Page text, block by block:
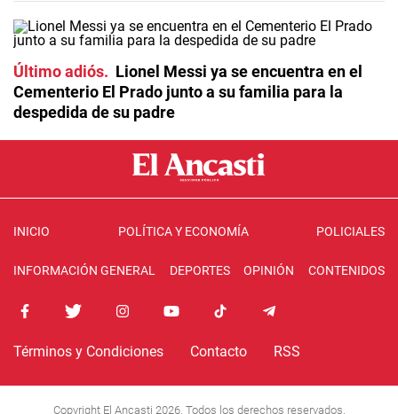
Último adiós
Lionel Messi ya se encuentra en el
Cementerio El Prado junto a su familia para la
despedida de su padre
INICIO POLÍTICA Y ECONOMÍA POLICIALES
INFORMACIÓN GENERAL DEPORTES OPINIÓN CONTENIDOS
Términos y Condiciones Contacto RSS
Copyright El Ancasti 2026. Todos los derechos reservados.